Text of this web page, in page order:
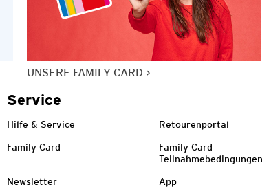
UNSERE FAMILY CARD
Service
Hilfe & Service Retourenportal
Family Card
Family Card
Teilnahmebedingungen
Newsletter App